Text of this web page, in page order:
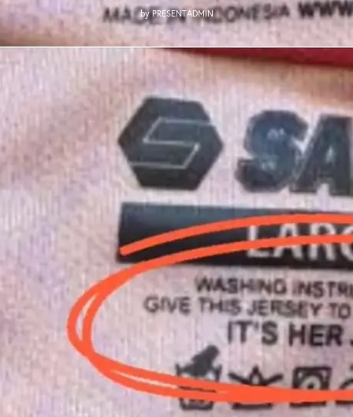
by PRESENTADMIN